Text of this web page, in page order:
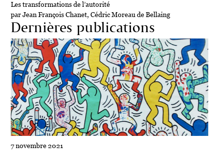
Les transformations de l’autorité
par Jean François Chanet, Cédric Moreau de Bellaing
Dernières publications
7 novembre 2021